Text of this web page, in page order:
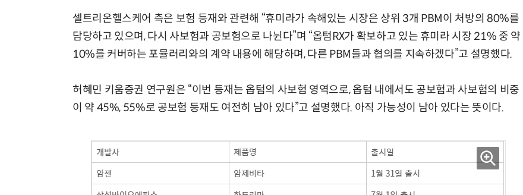
셀트리온헬스케어 측은 보험 등재와 관련해 “휴미라가 속해있는 시장은 상위 3개 PBM이 처방의 80%를
담당하고 있으며, 다시 사보험과 공보험으로 나뉜다”며 “옵텀RX가 확보하고 있는 휴미라 시장 21% 중 약
10%를 커버하는 포뮬러리와의 계약 내용에 해당하며, 다른 PBM들과 협의를 지속하겠다”고 설명했다.
허혜민 키움증권 연구원은 “이번 등재는 옵텀의 사보험 영역으로, 옵텀 내에서도 공보험과 사보험의 비중
이 약 45%, 55%로 공보험 등재도 여전히 남아 있다”고 설명했다. 아직 가능성이 남아 있다는 뜻이다.